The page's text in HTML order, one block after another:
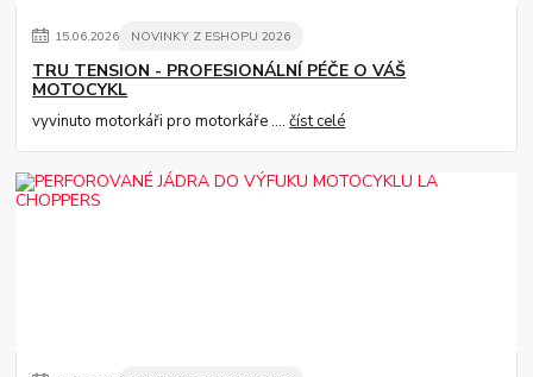
15.06.2026 NOVINKY Z ESHOPU 2026
TRU TENSION - PROFESIONÁLNÍ PÉČE O VÁŠ
MOTOCYKL
vyvinuto motorkáři pro motorkáře ....číst celé